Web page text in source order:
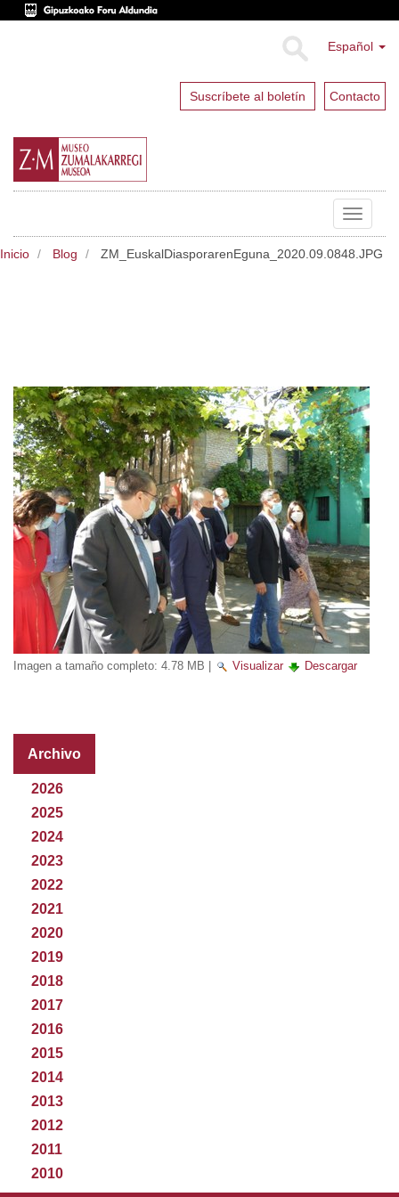
Español
Suscríbete al boletín Contacto
Toggle
Inicio Blog ZM_EuskalDiasporarenEguna_2020.09.0848.JPG
Imagen a tamaño completo: 4.78 MB Visualizar Descargar
Archivo
2026
2025
2024
2023
2022
2021
2020
2019
2018
2017
2016
2015
2014
2013
2012
2011
2010